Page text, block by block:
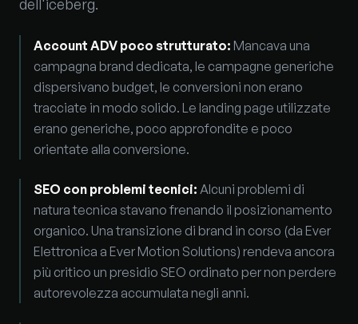
dell'iceberg.
Account ADV poco strutturato: Mancava una
campagna brand dedicata, le campagne generiche
dispersivano budget, le conversioni non erano
tracciate in modo solido. Le landing page utilizzate
erano generiche, poco approfondite e poco
orientate alla conversione.
SEO con problemi tecnici: Alcuni problemi di
natura tecnica stavano frenando il posizionamento
organico. Una transizione di brand in corso (da Ever
Elettronica a Ever Motion Solutions) rendeva ancora
più critico un presidio SEO ordinato per non perdere
autorevolezza accumulata negli anni.